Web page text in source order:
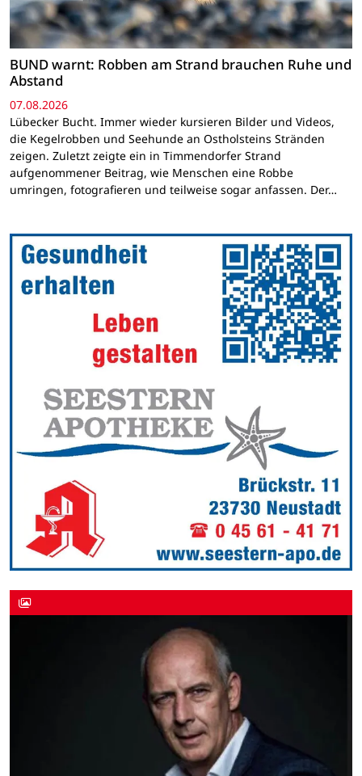
BUND warnt: Robben am Strand brauchen Ruhe und
Abstand
07.08.2026
Lübecker Bucht. Immer wieder kursieren Bilder und Videos,
die Kegelrobben und Seehunde an Ostholsteins Stränden
zeigen. Zuletzt zeigte ein in Timmendorfer Strand
aufgenommener Beitrag, wie Menschen eine Robbe
umringen, fotografieren und teilweise sogar anfassen. Der…